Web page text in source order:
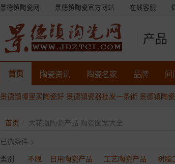
景德镇陶瓷网 景德镇陶瓷官方网站 在线客服
产品
首页 陶瓷资讯 陶瓷名家 品牌 问
景德镇哪里买陶瓷好 景德镇瓷器批发一条街 景德镇陶
首页
大花瓶陶瓷产品 陶瓷图案大全
已选条件 >
类别
不限 日用陶瓷产品 工艺陶瓷产品 树脂